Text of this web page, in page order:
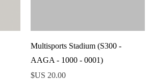
العرض السريع
Multisports Stadium (S300 -
AAGA - 1000 - 0001)
السعر‏20.00 US$